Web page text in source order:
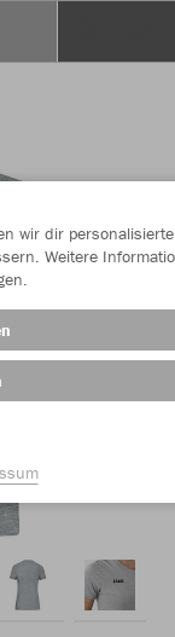
wir dir personalisierte
Weitere